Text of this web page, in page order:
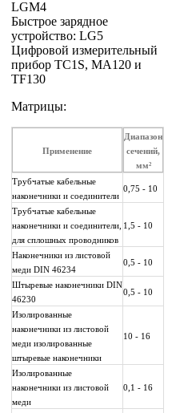
LGM4
Быстрое зарядное
устройство: LG5
Цифровой измерительный
прибор TC1S, MA120 и
TF130
Матрицы:
Применение
Диапазон
сечений,
мм²
Трубчатые кабельные
наконечники и соединители
0,75 - 10
Трубчатые кабельные
наконечники и соединители,
для сплошных проводников
1,5 - 10
Наконечники из листовой
меди DIN 46234
0,5 - 10
Штыревые наконечники DIN
46230
0,5 - 10
Изолированные
наконечники из листовой
меди изолированные
штыревые наконечники
10 - 16
Изолированные
наконечники из листовой
меди
0,1 - 16